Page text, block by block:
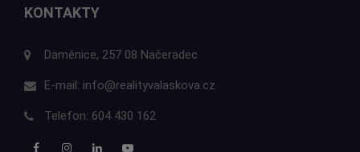
KONTAKTY
Daměnice, 257 08 Načeradec
E-mail: info@realityvalaskova.cz
Telefon: 604 430 162